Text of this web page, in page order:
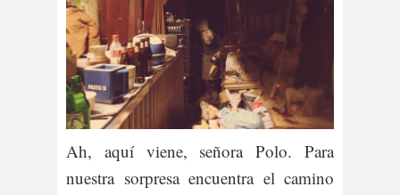
Ah, aquí viene, señora Polo. Para
nuestra sorpresa encuentra el camino